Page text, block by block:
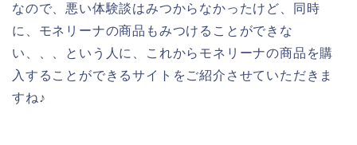
なので、悪い体験談はみつからなかったけど、同時
に、モネリーナの商品もみつけることができな
い、、、という人に、これからモネリーナの商品を購
入することができるサイトをご紹介させていただきま
すね♪